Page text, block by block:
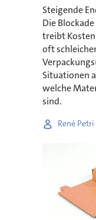
Steigende
Die
treibt
oft
Situationen
welche
sind.
René Petri